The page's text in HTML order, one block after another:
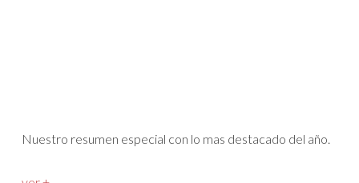
Nuestro resumen especial con lo mas destacado del año.